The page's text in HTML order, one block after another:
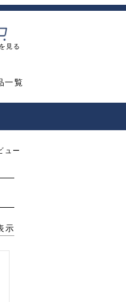
見る
一覧
ュー
示